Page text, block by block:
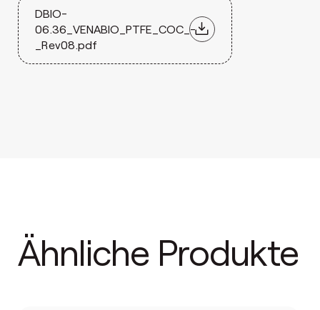
DBIO-
06.36_VENABIO_PTFE_COC_-
_Rev08.pdf
Ähnliche Produkte